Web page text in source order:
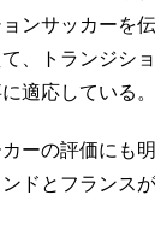
ンサッカーを
、トランジシ
適応している。
ーの評価にも
ドとフランス